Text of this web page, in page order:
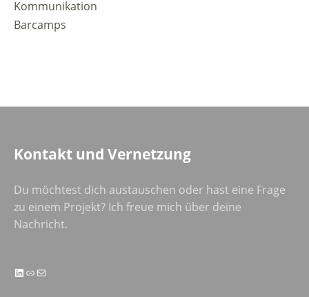
Kommunikation
Barcamps
Kontakt und Vernetzung
Du möchtest dich austauschen oder hast eine Frage
zu einem Projekt? Ich freue mich über deine
Nachricht.
LinkedIn
LinkE-Mail